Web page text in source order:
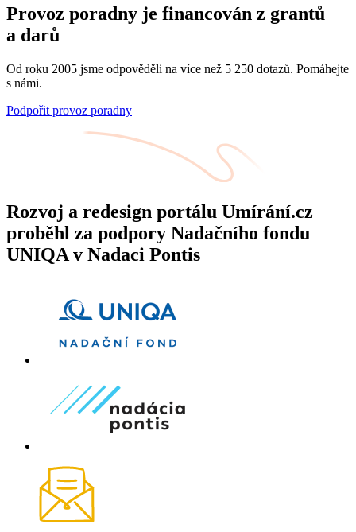
Provoz poradny je financován z grantů
a darů
Od roku 2005 jsme odpověděli na více než 5 250 dotazů. Pomáhejte
s námi.
Podpořit provoz poradny
Rozvoj a redesign portálu Umírání.cz
proběhl za podpory Nadačního fondu
UNIQA v Nadaci Pontis